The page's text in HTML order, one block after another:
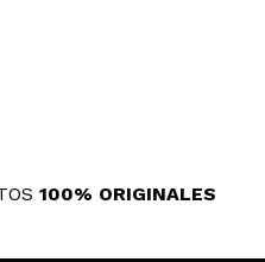
100% ORIGINALES